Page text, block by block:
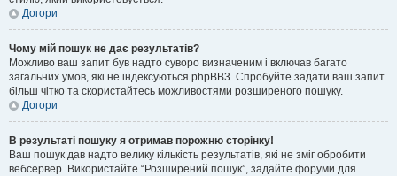
Догори
Чому мій пошук не дає результатів?
Можливо ваш запит був надто суворо визначеним і включав багато
загальних умов, які не індексуються phpBB3. Спробуйте задати ваш запит
більш чітко та скористайтесь можливостями розширеного пошуку.
Догори
В результаті пошуку я отримав порожню сторінку!
Ваш пошук дав надто велику кількість результатів, які не зміг обробити
вебсервер. Використайте “Розширений пошук”, задайте форуми для